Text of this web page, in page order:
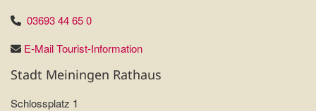
03693 44 65 0
E-Mail Tourist-Information
Stadt Meiningen Rathaus
Schlossplatz 1